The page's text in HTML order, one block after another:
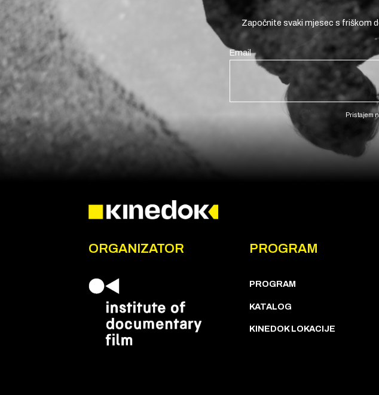
Započnite svaki mjesec s friškom
Email
Pristajem
ORGANIZATOR PROGRAM
PROGRAM
KATALOG
KINEDOK LOKACIJE